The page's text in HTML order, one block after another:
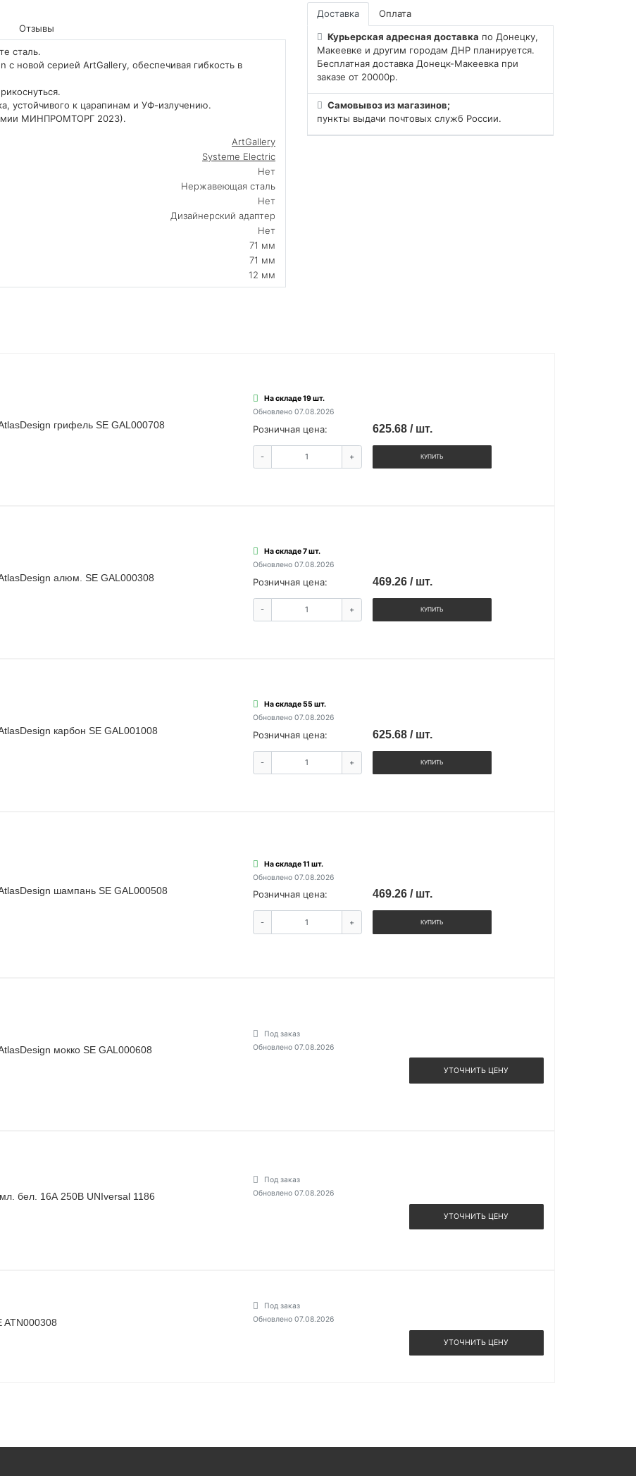
Доставка Оплата
Курьерская адресная доставка по Донецку,
Макеевке и другим городам ДНР планируется.
Бесплатная доставка Донецк-Макеевка при
заказе от 20000р.
Самовывоз из магазинов;
пункты выдачи почтовых служб России.
Отзывы
сталь.
с новой серией ArtGallery, обеспечивая гибкость в
устойчивого к царапинам и УФ-излучению.
МИНПРОМТОРГ 2023).
ArtGallery
Systeme Electric
Нет
Нержавеющая сталь
Нет
Дизайнерский адаптер
Нет
71 мм
71 мм
12 мм
грифель SE GAL000708
На складе 19 шт.
Обновлено 07.08.2026
Розничная цена: 625.68 / шт.
- + КУПИТЬ
алюм. SE GAL000308
На складе 7 шт.
Обновлено 07.08.2026
Розничная цена: 469.26 / шт.
- + КУПИТЬ
карбон SE GAL001008
На складе 55 шт.
Обновлено 07.08.2026
Розничная цена: 625.68 / шт.
- + КУПИТЬ
шампань SE GAL000508
На складе 11 шт.
Обновлено 07.08.2026
Розничная цена: 469.26 / шт.
- + КУПИТЬ
мокко SE GAL000608
Под заказ
Обновлено 07.08.2026
УТОЧНИТЬ ЦЕНУ
бел. 16А 250В UNIversal 1186
Под заказ
Обновлено 07.08.2026
УТОЧНИТЬ ЦЕНУ
Под заказ
Обновлено 07.08.2026
УТОЧНИТЬ ЦЕНУ